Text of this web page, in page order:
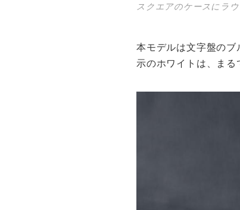
スクエアのケースにラ
本モデルは文字盤の
示のホワイトは、まる